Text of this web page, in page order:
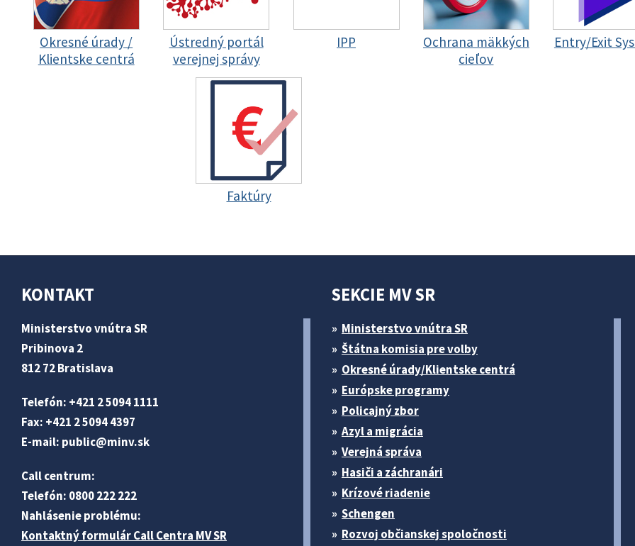
Okresné úrady /
Klientske centrá
Ústredný portál
verejnej správy
IPP
Ochrana mäkkých
cieľov
Entry/Exit
Faktúry
KONTAKT
Ministerstvo vnútra SR
Pribinova 2
812 72 Bratislava
Telefón: +421 2 5094 1111
Fax: +421 2 5094 4397
E-mail: public@minv.sk
Call centrum:
Telefón: 0800 222 222
Nahlásenie problému:
Kontaktný formulár Call Centra MV SR
SEKCIE MV SR
Ministerstvo vnútra SR
Štátna komisia pre volby
Okresné úrady/Klientske centrá
Európske programy
Policajný zbor
Azyl a migrácia
Verejná správa
Hasiči a záchranári
Krízové riadenie
Schengen
Rozvoj občianskej spoločnosti